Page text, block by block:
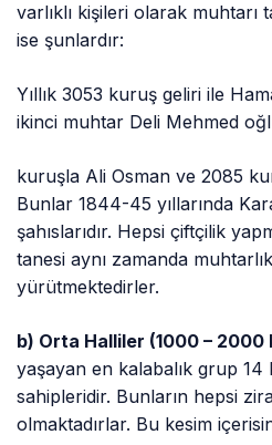
varlıklı kişileri olarak muhtarı
ise şunlardır:
Yıllık 3053 kuruş geliri ile
ikinci muhtar Deli Mehmed
kuruşla Ali Osman ve 2085
Bunlar 1844-45 yıllarında
şahıslarıdır. Hepsi çiftçilik
tanesi aynı zamanda
yürütmektedirler.
b) Orta Halliler (1000 – 2000
yaşayan en kalabalık grup
sahipleridir. Bunların hepsi
olmaktadırlar. Bu kesim